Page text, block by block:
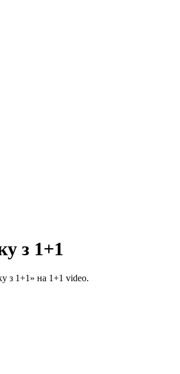
з 1+1
з 1+1» на 1+1 video.